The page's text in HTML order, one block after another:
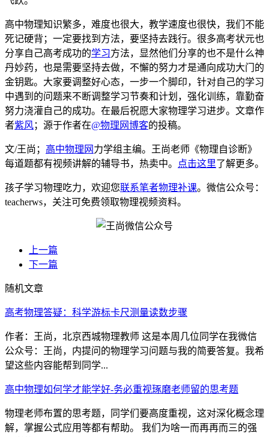
高中物理知识繁多，难度也很大，教学速度也很快，我们不能
死记硬背；一定要找到方法，要坚持去践行。很多高考状元也
分享自己高考成功的学习方法，显然他们分享的也不是什么神
丹妙药，也是需要坚持去做，不懈的努力才是通向成功大门的
金钥匙。大家要调整好心态，一步一个脚印，针对自己的学习
中遇到的问题来不断调整学习节奏和计划，强化训练，靠勤奋
努力浇灌自己的成功。在最后祝愿大家物理学习进步。文章作
者紫风；源于作者在@物理网博客的投稿。
文/王尚； 高中物理网 力学组主编。王尚老师《物理自诊断》
每道题都有视频讲解的辅导书，热卖中。
点击这里了解更多。
孩子学习物理吃力，欢迎您联系笔者物理补课。微信公众号：
teacherws，关注可免费领取物理视频资料。
上一篇
下一篇
随机文章
高考物理答疑：科学游标卡尺测量读数步骤
作者：王尚，北京西城物理教师 这是本周几位同学在我微信
公众号：王尚，内提问的物理学习问题与我的简要答复。我希
望这些内容能帮到同学...
高中物理如何学才能学好-务必重视琢磨老师留的思考题
物理老师布置的思考题，同学们要高度重视，这对深化概念理
解，掌握公式应用等都有帮助。 我们为啥一而再再而三的强